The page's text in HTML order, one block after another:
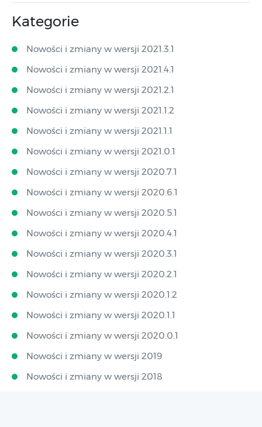
Kategorie
Nowości i zmiany w wersji 2021.3.1
Nowości i zmiany w wersji 2021.4.1
Nowości i zmiany w wersji 2021.2.1
Nowości i zmiany w wersji 2021.1.2
Nowości i zmiany w wersji 2021.1.1
Nowości i zmiany w wersji 2021.0.1
Nowości i zmiany w wersji 2020.7.1
Nowości i zmiany w wersji 2020.6.1
Nowości i zmiany w wersji 2020.5.1
Nowości i zmiany w wersji 2020.4.1
Nowości i zmiany w wersji 2020.3.1
Nowości i zmiany w wersji 2020.2.1
Nowości i zmiany w wersji 2020.1.2
Nowości i zmiany w wersji 2020.1.1
Nowości i zmiany w wersji 2020.0.1
Nowości i zmiany w wersji 2019
Nowości i zmiany w wersji 2018